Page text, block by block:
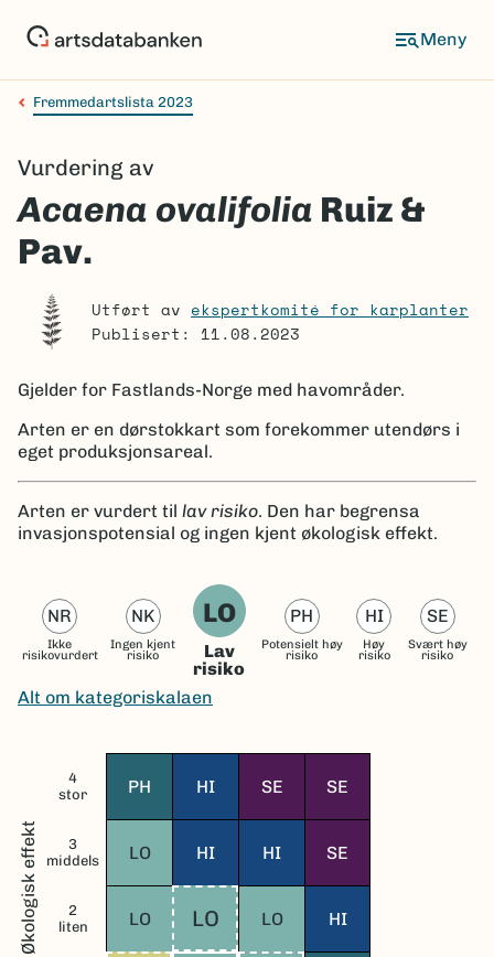
Meny
Navigasjonssti
Fremmedartslista 2023
Vurdering av
Acaena ovalifolia Ruiz &
Pav.
Utført av ekspertkomité for karplanter
Publisert: 11.08.2023
Gjelder for Fastlands-Norge med havområder.
Arten er en dørstokkart som forekommer utendørs i
eget produksjonsareal.
Arten er vurdert til lav risiko. Den har begrensa
invasjonspotensial og ingen kjent økologisk effekt.
NR
Ikke
risikovurdert
NK
Ingen kjent
risiko
LO
Lav
risiko
PH
Potensielt høy
risiko
HI
Høy
risiko
SE
Svært høy
risiko
Alt om kategoriskalaen
Økologisk effekt
4
stor
PH HI SE SE
3
middels
LO HI HI SE
2
liten
LO LO LO HI